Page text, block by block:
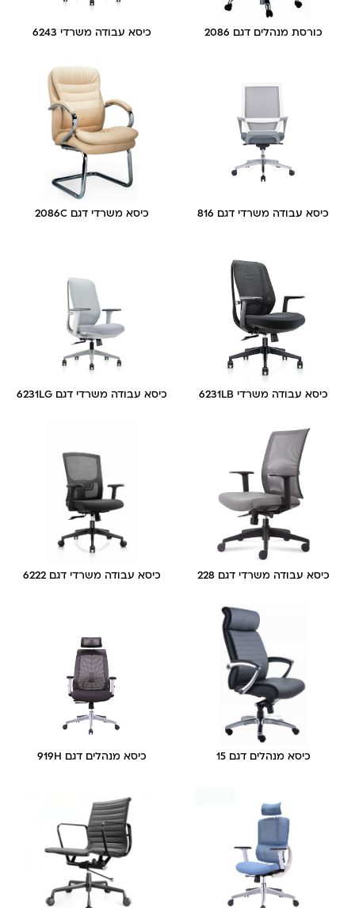
כורסת מנהלים דגם 2086 כיסא עבודה משרדי 6243
כיסא עבודה משרדי דגם 816 כיסא משרדי דגם 2086C
כיסא עבודה משרדי 6231LB כיסא עבודה משרדי דגם 6231LG
כיסא עבודה משרדי דגם 228 כיסא עבודה משרדי דגם 6222
כיסא מנהלים דגם 15 כיסא מנהלים דגם 919H